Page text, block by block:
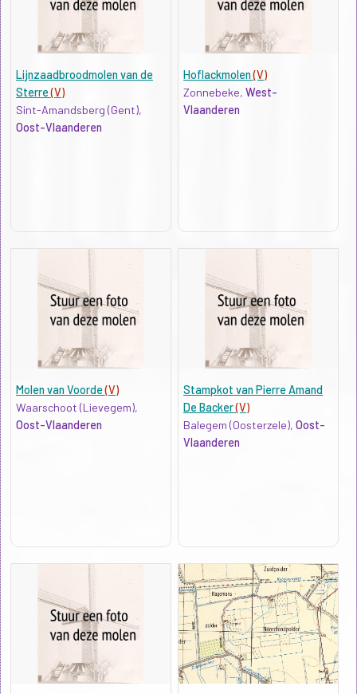
Lijnzaadbroodmolen van de
Sterre(V)
Sint-Amandsberg (Gent),
Oost-Vlaanderen
Hoflackmolen(V)
Zonnebeke,West-
Vlaanderen
Molen van Voorde(V)
Waarschoot (Lievegem),
Oost-Vlaanderen
Stampkot van Pierre Amand
De Backer(V)
Balegem (Oosterzele),Oost-
Vlaanderen